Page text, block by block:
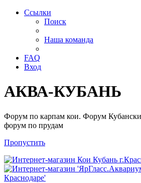
Ссылки
Поиск
Наша команда
FAQ
Вход
АКВА-КУБАНЬ
Форум по карпам кои. Форум
форум по прудам
Пропустить